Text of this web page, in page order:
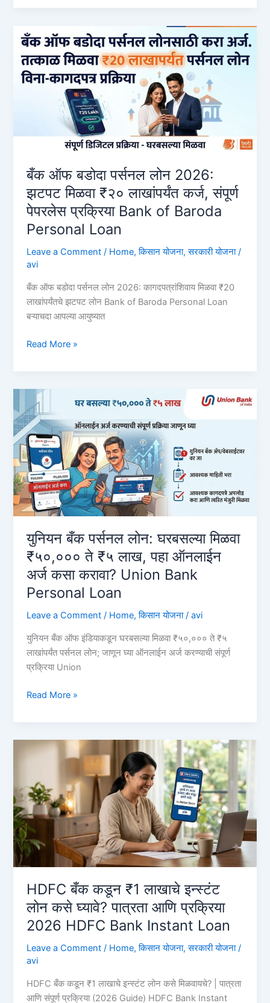
ते
१
लाख
कर्ज
बँक ऑफ बडोदा पर्सनल लोन 2026:
झटपट मिळवा ₹२० लाखांपर्यंत कर्ज, संपूर्ण
पेपरलेस प्रक्रिया Bank of Baroda
Personal Loan
Leave a Comment / Home,किसान योजना,सरकारी योजना/
avi
बँक ऑफ बडोदा पर्सनल लोन 2026: कागदपत्रांशिवाय मिळवा ₹20
लाखांपर्यंतचे झटपट लोन Bank of Baroda Personal Loan
बऱ्याचदा आपल्या आयुष्यात
बँक
पर्सनल
लोन
2026:
झटपट
मिळवा
₹२०
लाखांपर्यंत
कर्ज,
संपूर्ण
पेपरलेस
प्रक्रिया
Bank
of
Baroda
Personal
Read More »
युनियन बँक पर्सनल लोन: घरबसल्या मिळवा
₹५०,००० ते ₹५ लाख, पहा ऑनलाईन
अर्ज कसा करावा? Union Bank
Personal Loan
Leave a Comment / Home,किसान योजना/avi
युनियन बँक ऑफ इंडियाकडून घरबसल्या मिळवा ₹५०,००० ते ₹५
लाखांपर्यंत पर्सनल लोन; जाणून घ्या ऑनलाईन अर्ज करण्याची संपूर्ण
प्रक्रिया Union
युनियन
लोन:
घरबसल्या
₹५०,०००
ते
₹५
लाख,
पहा
ऑनलाईन
अर्ज
कसा
करावा?
Union
Bank
Loan
Read More »
HDFC बँक कडून ₹1 लाखाचे इन्स्टंट
लोन कसे घ्यावे? पात्रता आणि प्रक्रिया
2026 HDFC Bank Instant Loan
Leave a Comment / Home,किसान योजना,सरकारी योजना/
avi
HDFC बँक कडून ₹1 लाखाचे इन्स्टंट लोन कसे मिळवायचे? | पात्रता
आणि संपूर्ण प्रक्रिया (2026 Guide) HDFC Bank Instant